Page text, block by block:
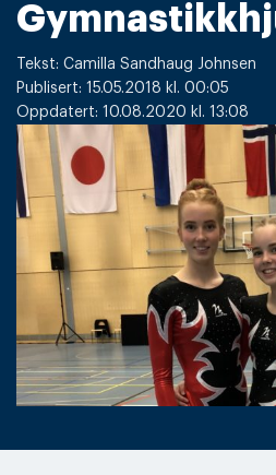
Tekst: Camilla Sandhaug Johnsen
Publisert: 15.05.2018 kl. 00:05
Oppdatert: 10.08.2020 kl. 13:08